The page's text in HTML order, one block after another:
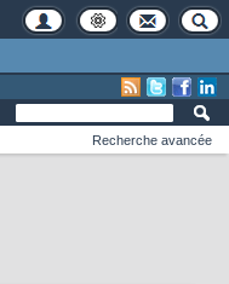
Recherche avancée